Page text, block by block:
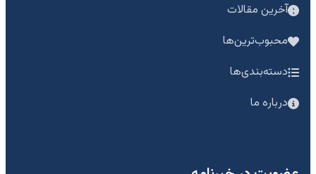
آخرین مقالات
محبوب‌ترین‌ها
دسته‌بندی‌ها
درباره ما